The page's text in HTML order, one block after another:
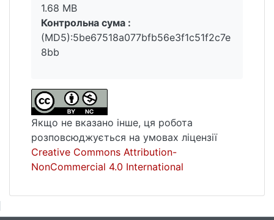
1.68 MB
Контрольна сума :
(MD5):5be67518a077bfb56e3f1c51f2c7e
8bb
Якщо не вказано інше, ця робота
розповсюджується на умовах ліцензії
Creative Commons Attribution-
NonCommercial 4.0 International